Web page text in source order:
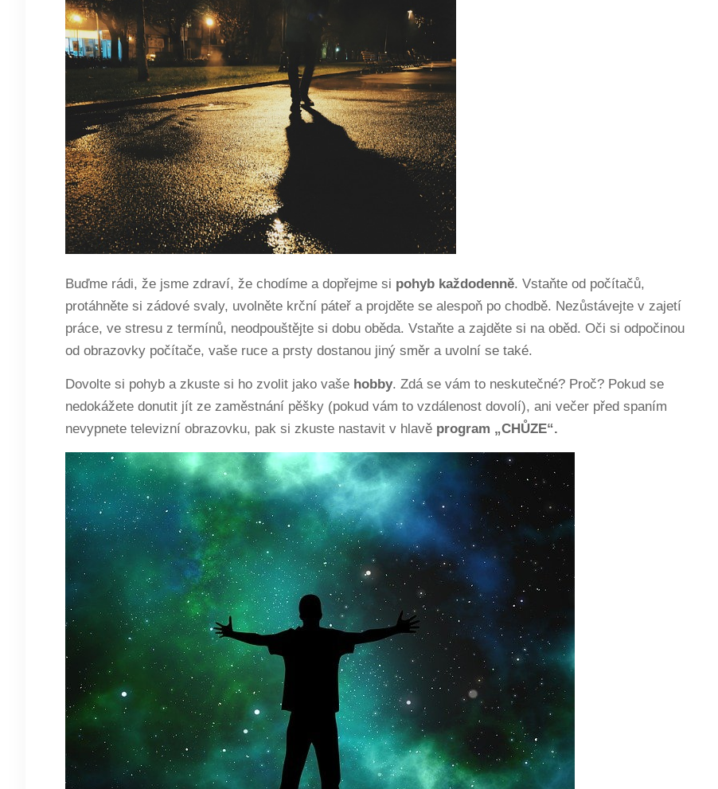
Buďme rádi, že jsme zdraví, že chodíme a dopřejme si pohyb každodenně. Vstaňte od počítačů,
protáhněte si zádové svaly, uvolněte krční páteř a projděte se alespoň po chodbě. Nezůstávejte v zajetí
práce, ve stresu z termínů, neodpouštějte si dobu oběda. Vstaňte a zajděte si na oběd. Oči si odpočinou
od obrazovky počítače, vaše ruce a prsty dostanou jiný směr a uvolní se také.
Dovolte si pohyb a zkuste si ho zvolit jako vaše hobby. Zdá se vám to neskutečné? Proč? Pokud se
nedokážete donutit jít ze zaměstnání pěšky (pokud vám to vzdálenost dovolí), ani večer před spaním
nevypnete televizní obrazovku, pak si zkuste nastavit v hlavě program „CHŮZE“.